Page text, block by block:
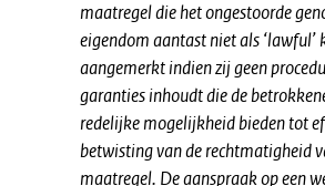
maatregel die het ongestoorde
eigendom aantast niet als ‘lawful’
aangemerkt indien zij geen
garanties inhoudt die de
redelijke mogelijkheid bieden tot
betwisting van de rechtmatigheid
maatregel. De aanspraak op een